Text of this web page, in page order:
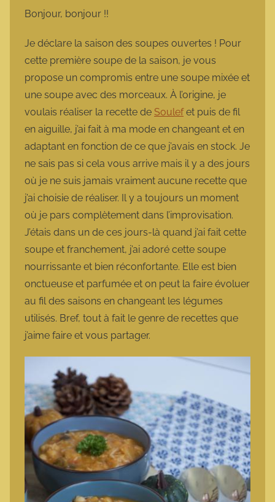
o
t
t
e
Bonjour, bonjour !!
Je déclare la saison des soupes ouvertes ! Pour
cette première soupe de la saison, je vous
propose un compromis entre une soupe mixée et
une soupe avec des morceaux. À l’origine, je
voulais réaliser la recette de Soulefet puis de fil
en aiguille, j’ai fait à ma mode en changeant et en
adaptant en fonction de ce que j’avais en stock. Je
ne sais pas si cela vous arrive mais il y a des jours
où je ne suis jamais vraiment aucune recette que
j’ai choisie de réaliser. Il y a toujours un moment
où je pars complètement dans l’improvisation.
J’étais dans un de ces jours-là quand j’ai fait cette
soupe et franchement, j’ai adoré cette soupe
nourrissante et bien réconfortante. Elle est bien
onctueuse et parfumée et on peut la faire évoluer
au fil des saisons en changeant les légumes
utilisés. Bref, tout à fait le genre de recettes que
j’aime faire et vous partager.